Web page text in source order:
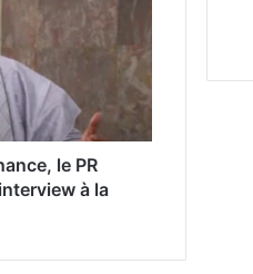
le PR
à la